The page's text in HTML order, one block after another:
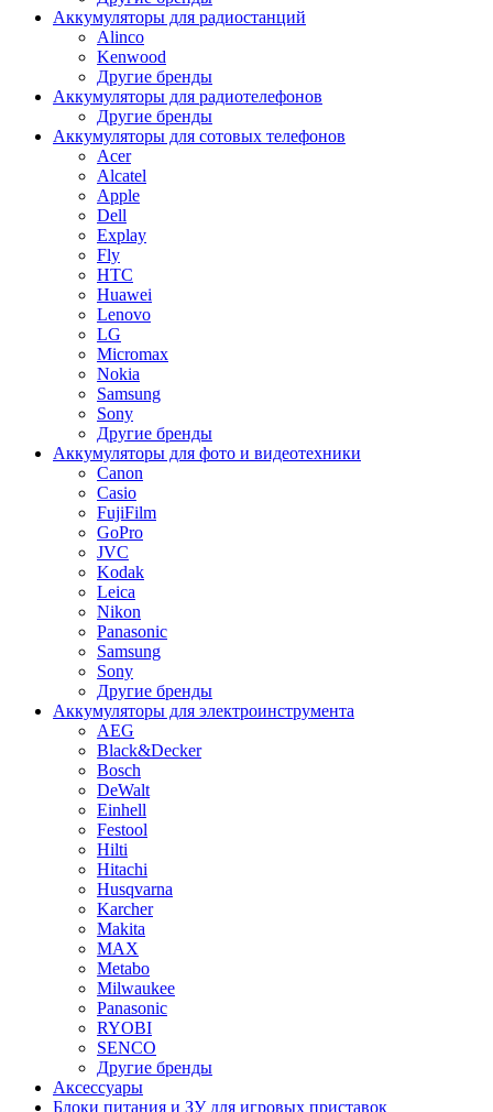
Аккумуляторы для радиостанций
Alinco
Kenwood
Другие бренды
Аккумуляторы для радиотелефонов
Другие бренды
Аккумуляторы для сотовых телефонов
Acer
Alcatel
Apple
Dell
Explay
Fly
HTC
Huawei
Lenovo
LG
Micromax
Nokia
Samsung
Sony
Другие бренды
Аккумуляторы для фото и видеотехники
Canon
Casio
FujiFilm
GoPro
JVC
Kodak
Leica
Nikon
Panasonic
Samsung
Sony
Другие бренды
Аккумуляторы для электроинструмента
AEG
Black&Decker
Bosch
DeWalt
Einhell
Festool
Hilti
Hitachi
Husqvarna
Karcher
Makita
MAX
Metabo
Milwaukee
Panasonic
RYOBI
SENCO
Другие бренды
Аксессуары
Блоки питания и ЗУ для игровых приставок